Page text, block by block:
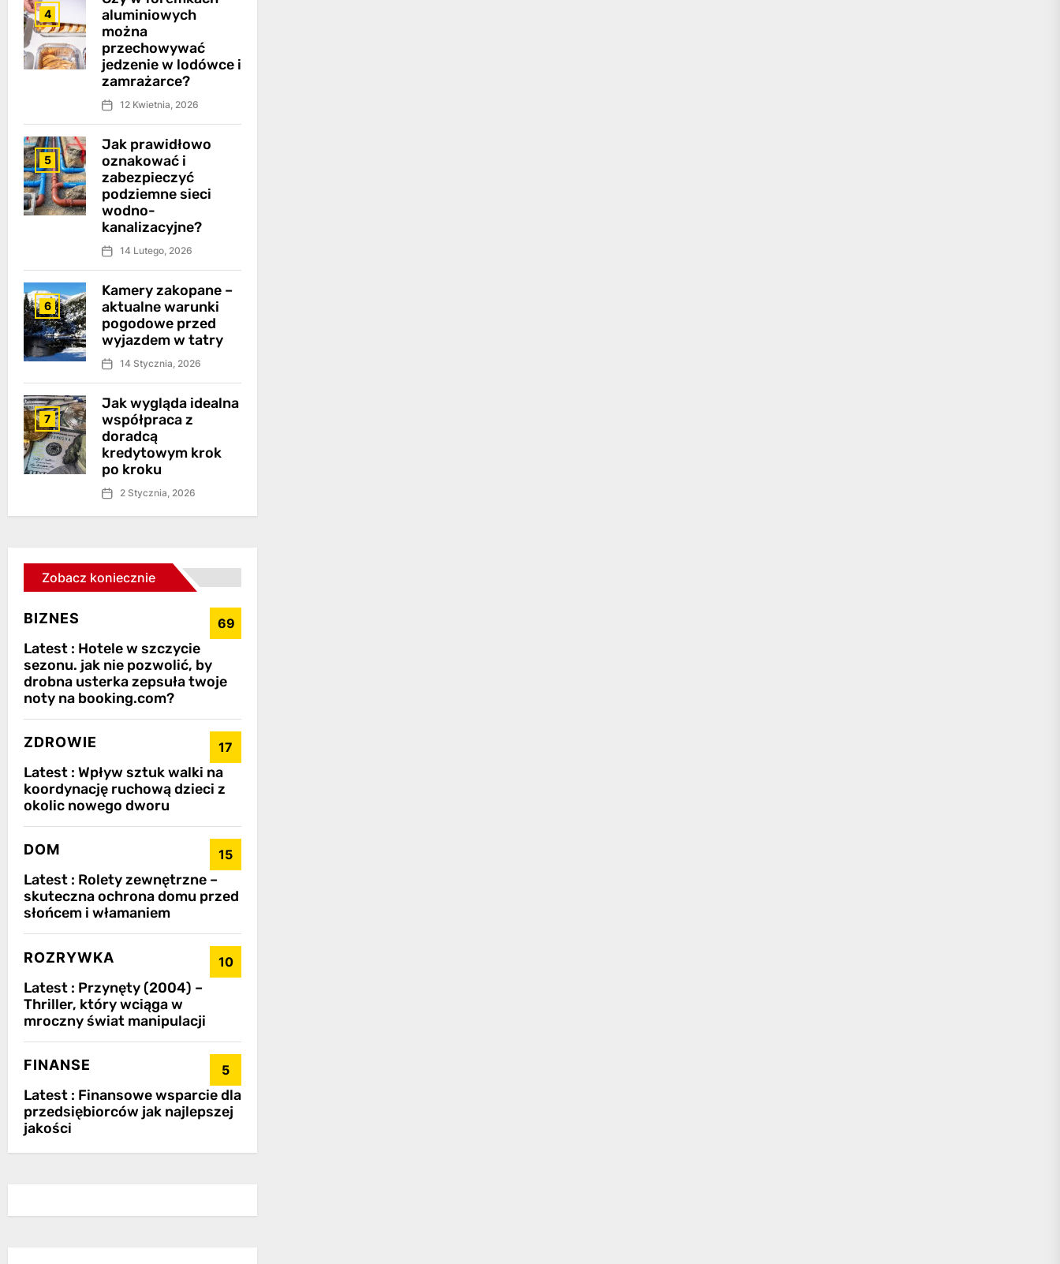
4
aluminiowych
można
przechowywać
jedzenie w lodówce i
zamrażarce?
12 Kwietnia, 2026
5
Jak prawidłowo
oznakować i
zabezpieczyć
podziemne sieci
wodno-
kanalizacyjne?
14 Lutego, 2026
6
Kamery zakopane –
aktualne warunki
pogodowe przed
wyjazdem w tatry
14 Stycznia, 2026
7
Jak wygląda idealna
współpraca z
doradcą
kredytowym krok
po kroku
2 Stycznia, 2026
Zobacz koniecznie
BIZNES 69
Latest : Hotele w szczycie
sezonu. jak nie pozwolić, by
drobna usterka zepsuła twoje
noty na booking.com?
ZDROWIE 17
Latest : Wpływ sztuk walki na
koordynację ruchową dzieci z
okolic nowego dworu
DOM 15
Latest : Rolety zewnętrzne –
skuteczna ochrona domu przed
słońcem i włamaniem
ROZRYWKA 10
Latest : Przynęty (2004) –
Thriller, który wciąga w
mroczny świat manipulacji
FINANSE 5
Latest : Finansowe wsparcie dla
przedsiębiorców jak najlepszej
jakości